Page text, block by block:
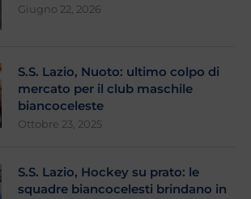
Giugno 22, 2026
S.S. Lazio, Nuoto: ultimo colpo di
mercato per il club maschile
biancoceleste
Ottobre 23, 2025
S.S. Lazio, Hockey su prato: le
squadre biancocelesti brindano in